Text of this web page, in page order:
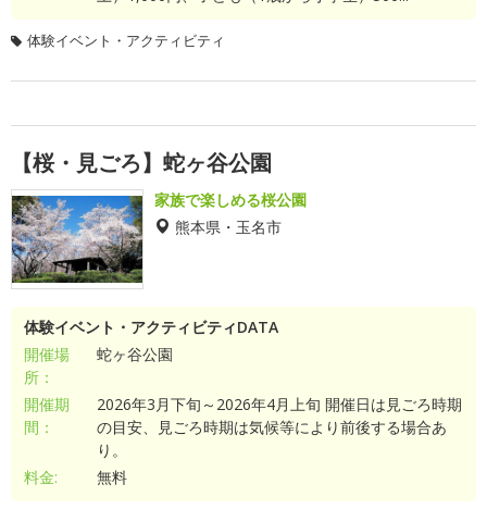
体験イベント・アクティビティ
【桜・見ごろ】蛇ヶ谷公園
家族で楽しめる桜公園
熊本県・玉名市
体験イベント・アクティビティDATA
開催場
所：
蛇ヶ谷公園
開催期
間：
2026年3月下旬～2026年4月上旬 開催日は見ごろ時期
の目安、見ごろ時期は気候等により前後する場合あ
り。
料金:
無料